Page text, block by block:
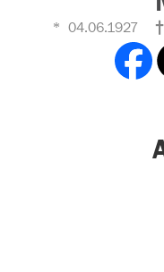
04.06.1927